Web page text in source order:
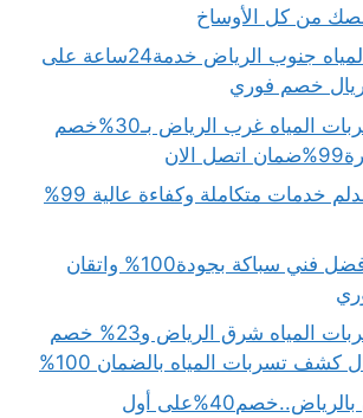
من كل الأوساخ
كشف تسربات المياه جنوب الرياض خدمة24ساعة على
شركة كشف تسربات المياه غرب الرياض بـ30%خصم
شركة تنظيف بالدلم خدمات متكاملة وكفاءة عالية 99%
سباك الرياض..افضل فني سباكة بجودة100% واتقان
شركة كشف تسربات المياه شرق الرياض و23% خصم
كشف تسربات المياه بالضمان 100%
شركة رش دفان بالرياض..خصم40%على أول